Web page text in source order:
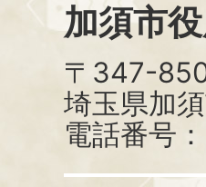
加須市
〒347-
埼玉県加
電話番号